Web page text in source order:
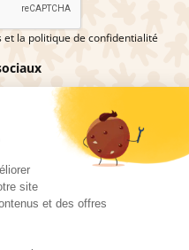
et la politique de confidentialité
d'épices ?
©2026
Mentions légales